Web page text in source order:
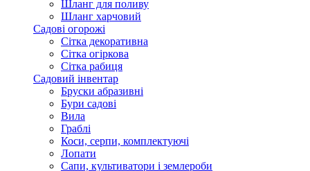
Шланг для поливу
Шланг харчовий
Садові огорожі
Сітка декоративна
Сітка огіркова
Сітка рабиця
Садовий інвентар
Бруски абразивні
Бури садові
Вила
Граблі
Коси, серпи, комплектуючі
Лопати
Сапи, культиватори і землероби